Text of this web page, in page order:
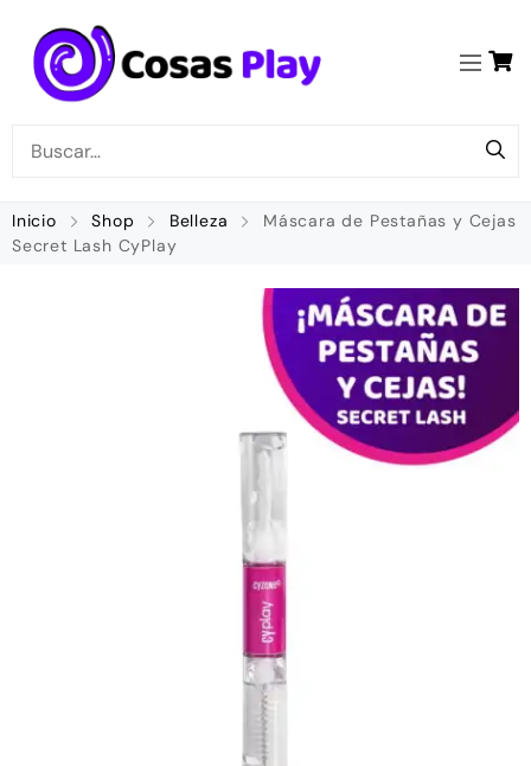
Inicio Shop Belleza
Máscara de Pestañas y Cejas
Secret Lash CyPlay